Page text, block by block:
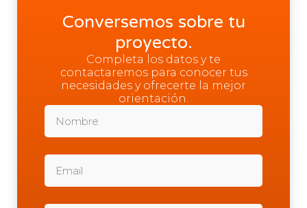
Conversemos sobre tu
proyecto.
Completa los datos y te
contactaremos para conocer tus
necesidades y ofrecerte la mejor
orientación.